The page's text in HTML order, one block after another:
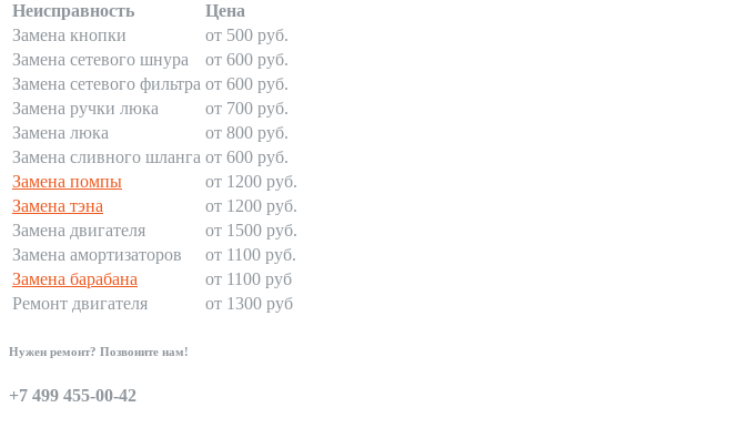
Неисправность
Цена
Замена кнопки
от 500 руб.
Замена сетевого шнура
от 600 руб.
Замена сетевого фильтра от 600 руб.
Замена ручки люка
от 700 руб.
Замена люка
от 800 руб.
Замена сливного шланга от 600 руб.
Замена помпы
от 1200 руб.
Замена тэна
от 1200 руб.
Замена двигателя
от 1500 руб.
Замена амортизаторов
от 1100 руб.
Замена барабана
от 1100 руб
Ремонт двигателя
от 1300 руб
Нужен ремонт? Позвоните нам!
+7 499 455-00-42